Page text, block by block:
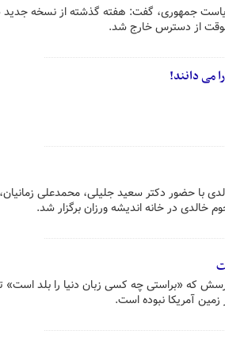
جمهوری، گفت: هفته گذشته از نسخه
موقت از دسترس خارج شد.
می دانند!
با حضور دکتر سعید جلیلی، محمدعلی زمانیان،
در خانه اندیشه ورزان برگزار شد.
که «براستی چه کسی زبان دنیا را بلد است»
آمریکا نبوده است.